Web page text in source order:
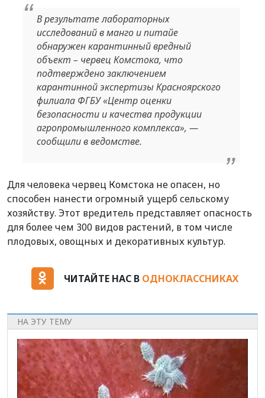
В результате лабораторных
исследований в манго и питайе
обнаружен карантинный вредный
объект – червец Комстока, что
подтверждено заключением
карантинной экспертизы Красноярского
филиала ФГБУ «Центр оценки
безопасности и качества продукции
агропромышленного комплекса», —
сообщили в ведомстве.
Для человека червец Комстока не опасен, но
способен нанести огромный ущерб сельскому
хозяйству. Этот вредитель представляет опасность
для более чем 300 видов растений, в том числе
плодовых, овощных и декоративных культур.
ЧИТАЙТЕ НАС В ОДНОКЛАССНИКАХ
НА ЭТУ ТЕМУ